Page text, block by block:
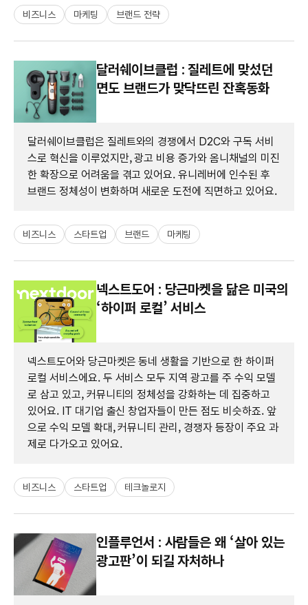
비즈니스 마케팅 브랜드 전략
달러쉐이브클럽 : 질레트에 맞섰던
면도 브랜드가 맞닥뜨린 잔혹동화
달러쉐이브클럽은 질레트와의 경쟁에서 D2C와 구독 서비
스로 혁신을 이루었지만, 광고 비용 증가와 옴니채널의 미진
한 확장으로 어려움을 겪고 있어요. 유니레버에 인수된 후
브랜드 정체성이 변화하며 새로운 도전에 직면하고 있어요.
비즈니스 스타트업 브랜드 마케팅
넥스트도어 : 당근마켓을 닮은 미국의
‘하이퍼 로컬’ 서비스
넥스트도어와 당근마켓은 동네 생활을 기반으로 한 하이퍼
로컬 서비스에요. 두 서비스 모두 지역 광고를 주 수익 모델
로 삼고 있고, 커뮤니티의 정체성을 강화하는 데 집중하고
있어요. IT 대기업 출신 창업자들이 만든 점도 비슷하죠. 앞
으로 수익 모델 확대, 커뮤니티 관리, 경쟁자 등장이 주요 과
제로 다가오고 있어요.
비즈니스 스타트업 테크놀로지
인플루언서 : 사람들은 왜 ‘살아 있는
광고판’이 되길 자처하나